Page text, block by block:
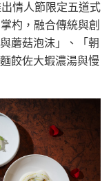
出情人節限定五道式
杓，融合傳統與創
蘑菇泡沫」、「朝
餃佐大蝦濃湯與慢